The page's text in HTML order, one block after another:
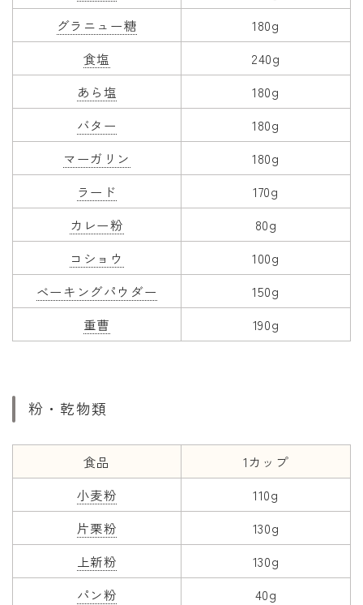
グラニュー糖
180g
食塩
240g
あら塩
180g
バター
180g
マーガリン
180g
ラード
170g
カレー粉
80g
コショウ
100g
ベーキングパウダー
150g
重曹
190g
粉・乾物類
食品
1カップ
小麦粉
110g
片栗粉
130g
上新粉
130g
パン粉
40g